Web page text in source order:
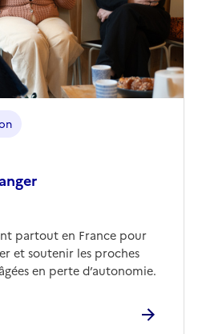
partout en France pour
et soutenir les proches
en perte d’autonomie.